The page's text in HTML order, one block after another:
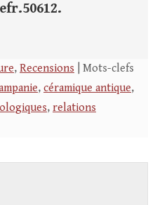
, Recensions | Mots-clefs
, céramique antique,
, relations